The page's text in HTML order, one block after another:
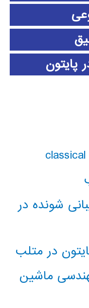
پایتون
شونده در
در متلب
ماشین